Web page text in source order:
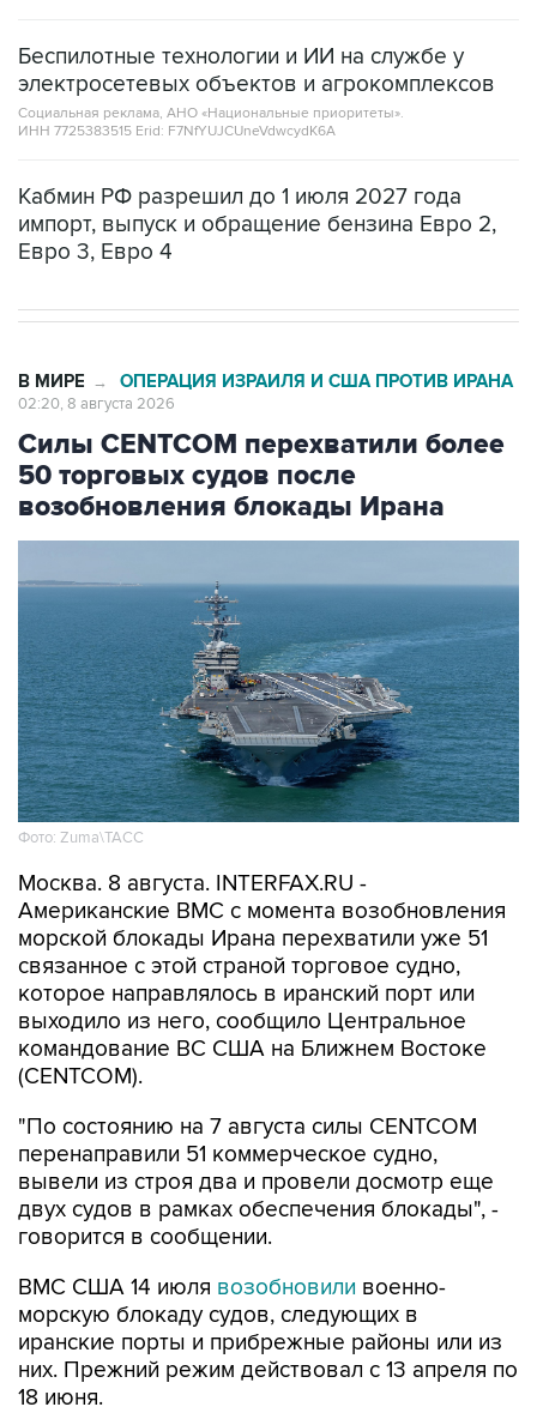
Беспилотные технологии и ИИ на службе у
электросетевых объектов и агрокомплексов
Социальная реклама, АНО «Национальные приоритеты».
ИНН 7725383515 Erid: F7NfYUJCUneVdwcydK6A
Кабмин РФ разрешил до 1 июля 2027 года
импорт, выпуск и обращение бензина Евро 2,
Евро 3, Евро 4
В МИРЕ → ОПЕРАЦИЯ ИЗРАИЛЯ И США ПРОТИВ ИРАНА
02:20, 8 августа 2026
Силы CENTCOM перехватили более
50 торговых судов после
возобновления блокады Ирана
Фото: Zuma\ТАСС
Москва. 8 августа. INTERFAX.RU -
Американские ВМС с момента возобновления
морской блокады Ирана перехватили уже 51
связанное с этой страной торговое судно,
которое направлялось в иранский порт или
выходило из него, сообщило Центральное
командование ВС США на Ближнем Востоке
(CENTCOM).
"По состоянию на 7 августа силы CENTCOM
перенаправили 51 коммерческое судно,
вывели из строя два и провели досмотр еще
двух судов в рамках обеспечения блокады", -
говорится в сообщении.
ВМС США 14 июля возобновили военно-
морскую блокаду судов, следующих в
иранские порты и прибрежные районы или из
них. Прежний режим действовал с 13 апреля по
18 июня.